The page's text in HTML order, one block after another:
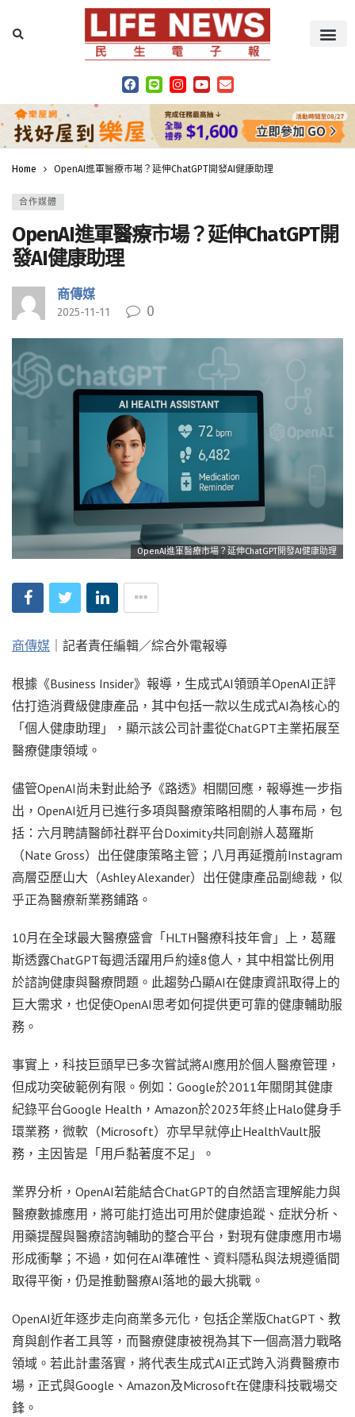
Home OpenAI進軍醫療市場？延伸ChatGPT開發AI健康助理
合作媒體
OpenAI進軍醫療市場？延伸ChatGPT開
發AI健康助理
商傳媒
2025-11-11 0
OpenAI進軍醫療市場？延伸ChatGPT開發AI健康助理
商傳媒 ｜記者責任編輯／綜合外電報導
根據《Business Insider》報導，生成式AI領頭羊OpenAI正評
估打造消費級健康產品，其中包括一款以生成式AI為核心的
「個人健康助理」，顯示該公司計畫從ChatGPT主業拓展至
醫療健康領域。
儘管OpenAI尚未對此給予《路透》相關回應，報導進一步指
出，OpenAI近月已進行多項與醫療策略相關的人事布局，包
括：六月聘請醫師社群平台Doximity共同創辦人葛羅斯
（Nate Gross）出任健康策略主管；八月再延攬前Instagram
高層亞歷山大（Ashley Alexander）出任健康產品副總裁，似
乎正為醫療新業務鋪路。
10月在全球最大醫療盛會「HLTH醫療科技年會」上，葛羅
斯透露ChatGPT每週活躍用戶約達8億人，其中相當比例用
於諮詢健康與醫療問題。此趨勢凸顯AI在健康資訊取得上的
巨大需求，也促使OpenAI思考如何提供更可靠的健康輔助服
務。
事實上，科技巨頭早已多次嘗試將AI應用於個人醫療管理，
但成功突破範例有限。例如：Google於2011年關閉其健康
紀錄平台Google Health，Amazon於2023年終止Halo健身手
環業務，微軟（Microsoft）亦早早就停止HealthVault服
務，主因皆是「用戶黏著度不足」。
業界分析，OpenAI若能結合ChatGPT的自然語言理解能力與
醫療數據應用，將可能打造出可用於健康追蹤、症狀分析、
用藥提醒與醫療諮詢輔助的整合平台，對現有健康應用市場
形成衝擊；不過，如何在AI準確性、資料隱私與法規遵循間
取得平衡，仍是推動醫療AI落地的最大挑戰。
OpenAI近年逐步走向商業多元化，包括企業版ChatGPT、教
育與創作者工具等，而醫療健康被視為其下一個高潛力戰略
領域。若此計畫落實，將代表生成式AI正式跨入消費醫療市
場，正式與Google、Amazon及Microsoft在健康科技戰場交
鋒。